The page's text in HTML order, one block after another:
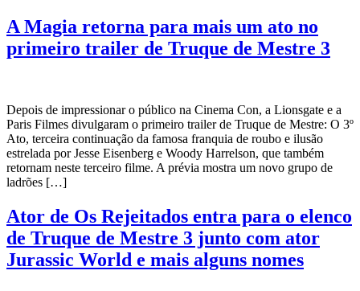
A Magia retorna para mais um ato no
primeiro trailer de Truque de Mestre 3
Depois de impressionar o público na Cinema Con, a Lionsgate e a
Paris Filmes divulgaram o primeiro trailer de Truque de Mestre: O 3º
Ato, terceira continuação da famosa franquia de roubo e ilusão
estrelada por Jesse Eisenberg e Woody Harrelson, que também
retornam neste terceiro filme. A prévia mostra um novo grupo de
ladrões […]
Ator de Os Rejeitados entra para o elenco
de Truque de Mestre 3 junto com ator
Jurassic World e mais alguns nomes